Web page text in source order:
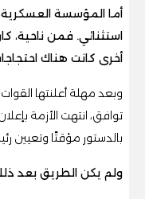
أما المؤسسة
استثنائي. فمن ناحية،
أخرى كانت هناك
وبعد مهلة أعلنتها
توافق، انتهت الأزمة
بالدستور مؤقتًا وتعيين
ولم يكن الطريق بعد